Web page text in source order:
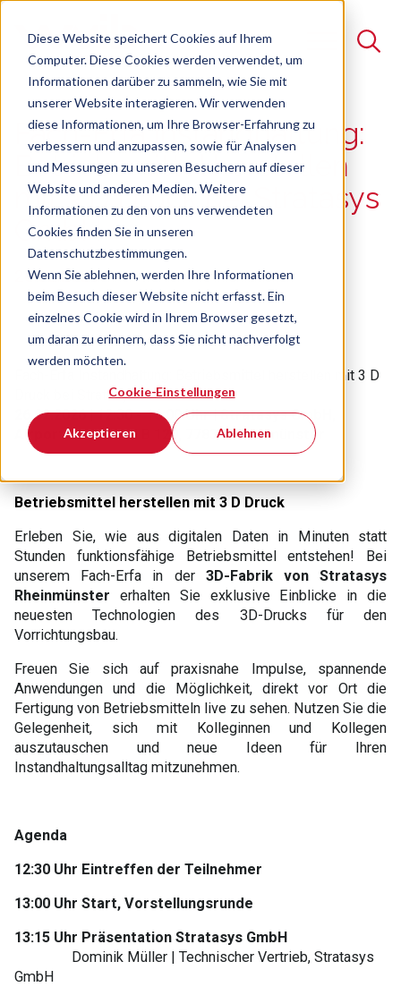
Diese Website speichert Cookies auf Ihrem
Computer. Diese Cookies werden verwendet, um
Informationen darüber zu sammeln, wie Sie mit
unserer Website interagieren. Wir verwenden
diese Informationen, um Ihre Browser-Erfahrung zu
verbessern und anzupassen, sowie für Analysen
und Messungen zu unseren Besuchern auf dieser
Website und anderen Medien. Weitere
Informationen zu den von uns verwendeten
Cookies finden Sie in unseren
Datenschutzbestimmungen.
Wenn Sie ablehnen, werden Ihre Informationen
beim Besuch dieser Website nicht erfasst. Ein
einzelnes Cookie wird in Ihrem Browser gesetzt,
um daran zu erinnern, dass Sie nicht nachverfolgt
werden möchten.
Cookie-Einstellungen
Akzeptieren Ablehnen
Suche
Es gibt keine Vorschläge, da das Suchfeld leer ist.
Fach-Erfa Instandhaltung:
Betriebsmittel herstellen
mit 3 D Druck bei Stratasys
GmbH
26.02.2026
Fach-Erfa Instandhaltung: Betriebsmittel herstellen mit 3 D
Druck bei Stratasys GmbH
26.02.2026 | 12:30 - 16:00 Uhr |Stratasys GmbH,
Airport Boulevard B 120, 77836 Rheinmünster
Betriebsmittel herstellen mit 3 D Druck
Erleben Sie, wie aus digitalen Daten in Minuten statt
Stunden funktionsfähige Betriebsmittel entstehen! Bei
unserem Fach-Erfa in der 3D-Fabrik von Stratasys
Rheinmünster erhalten Sie exklusive Einblicke in die
neuesten Technologien des 3D-Drucks für den
Vorrichtungsbau.
Freuen Sie sich auf praxisnahe Impulse, spannende
Anwendungen und die Möglichkeit, direkt vor Ort die
Fertigung von Betriebsmitteln live zu sehen. Nutzen Sie die
Gelegenheit, sich mit Kolleginnen und Kollegen
auszutauschen und neue Ideen für Ihren
Instandhaltungsalltag mitzunehmen.
Agenda
12:30 Uhr Eintreffen der Teilnehmer
13:00 Uhr Start, Vorstellungsrunde
13:15 Uhr Präsentation Stratasys GmbH
Dominik Müller | Technischer Vertrieb, Stratasys
GmbH